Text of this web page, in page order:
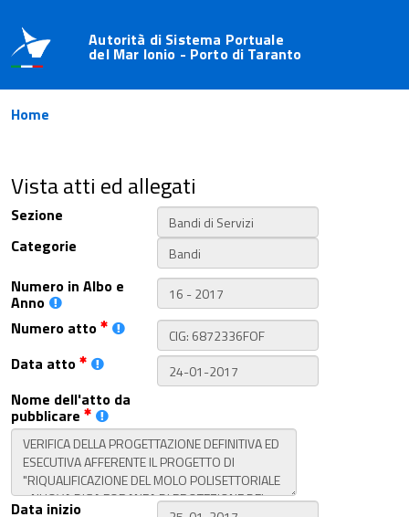
Autorità di Sistema Portuale
del Mar Ionio - Porto di Taranto
Home
Vista atti ed allegati
Sezione
Categorie
Numero in Albo e
Anno
Numero atto
Data atto
Nome dell'atto da
pubblicare
Data inizio